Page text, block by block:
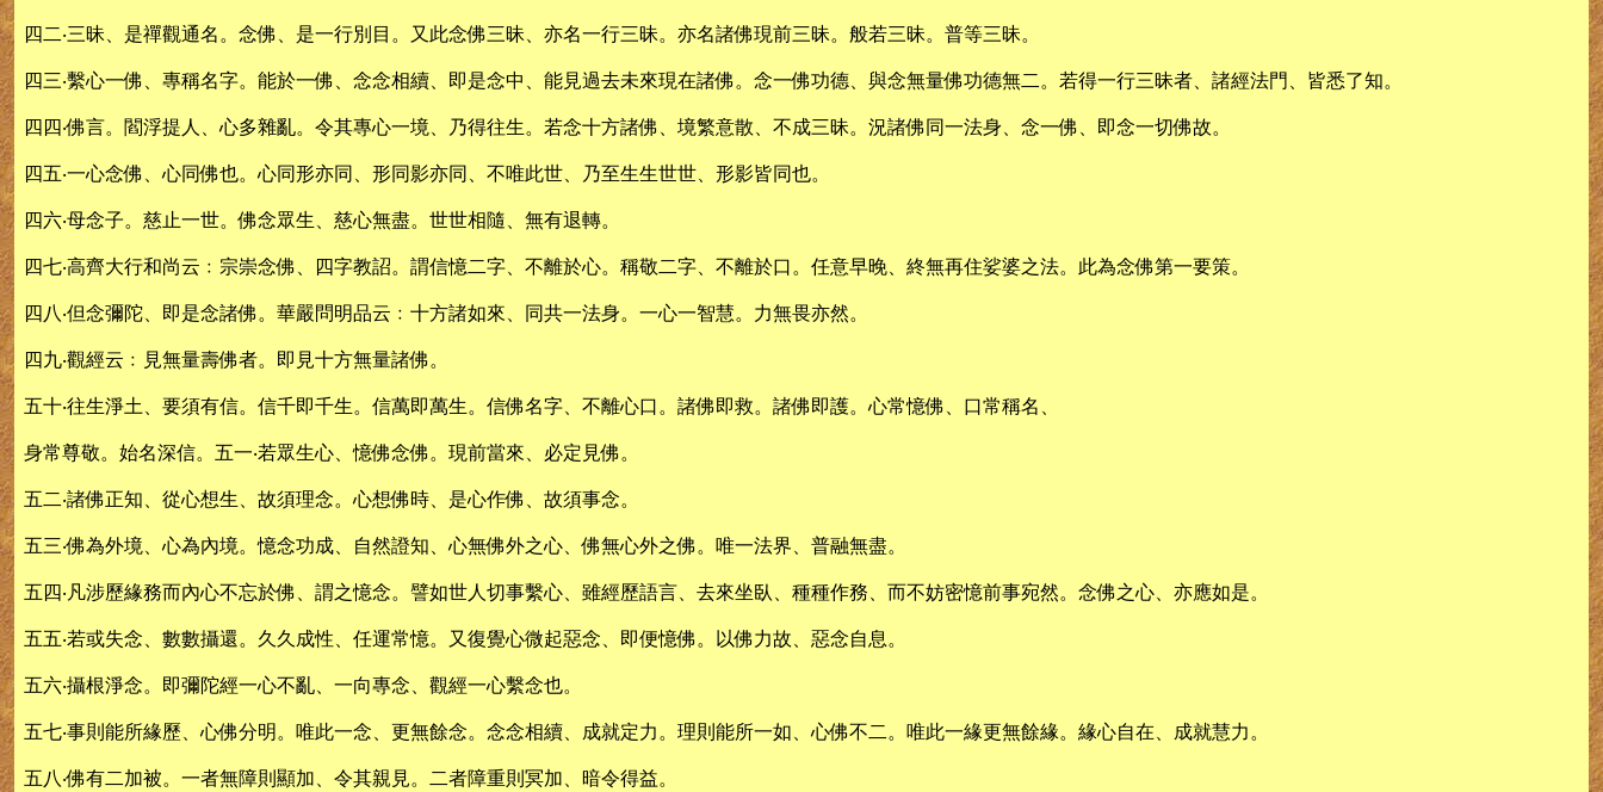
四二‧三昧、是禪觀通名。念佛、是一行別目。又此念佛三昧、亦名一行三昧。亦名諸佛現前三昧。般若三昧。普等三昧。
四三‧繫心一佛、專稱名字。能於一佛、念念相續、即是念中、能見過去未來現在諸佛。念一佛功德、與念無量佛功德無二。若得一行三昧者、諸經法門、皆悉了知。
四四‧佛言。閻浮提人、心多雜亂。令其專心一境、乃得往生。若念十方諸佛、境繁意散、不成三昧。況諸佛同一法身、念一佛、即念一切佛故。
四五‧一心念佛、心同佛也。心同形亦同、形同影亦同、不唯此世、乃至生生世世、形影皆同也。
四六‧母念子。慈止一世。佛念眾生、慈心無盡。世世相隨、無有退轉。
四七‧高齊大行和尚云﹕宗崇念佛、四字教詔。謂信憶二字、不離於心。稱敬二字、不離於口。任意早晚、終無再住娑婆之法。此為念佛第一要策。
四八‧但念彌陀、即是念諸佛。華嚴問明品云﹕十方諸如來、同共一法身。一心一智慧。力無畏亦然。
四九‧觀經云﹕見無量壽佛者。即見十方無量諸佛。
五十‧往生淨土、要須有信。信千即千生。信萬即萬生。信佛名字、不離心口。諸佛即救。諸佛即護。心常憶佛、口常稱名、
身常尊敬。始名深信。五一‧若眾生心、憶佛念佛。現前當來、必定見佛。
五二‧諸佛正知、從心想生、故須理念。心想佛時、是心作佛、故須事念。
五三‧佛為外境、心為內境。憶念功成、自然證知、心無佛外之心、佛無心外之佛。唯一法界、普融無盡。
五四‧凡涉歷緣務而內心不忘於佛、謂之憶念。譬如世人切事繫心、雖經歷語言、去來坐臥、種種作務、而不妨密憶前事宛然。念佛之心、亦應如是。
五五‧若或失念、數數攝還。久久成性、任運常憶。又復覺心微起惡念、即便憶佛。以佛力故、惡念自息。
五六‧攝根淨念。即彌陀經一心不亂、一向專念、觀經一心繫念也。
五七‧事則能所緣歷、心佛分明。唯此一念、更無餘念。念念相續、成就定力。理則能所一如、心佛不二。唯此一緣更無餘緣。緣心自在、成就慧力。
五八‧佛有二加被。一者無障則顯加、令其親見。二者障重則冥加、暗令得益。